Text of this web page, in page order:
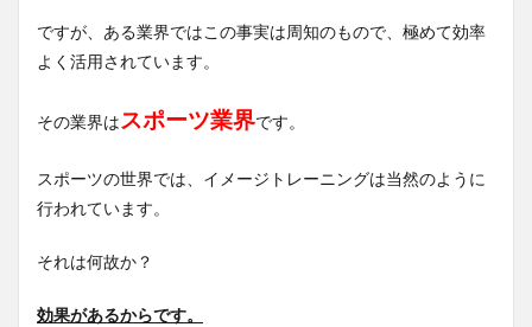
ですが、ある業界ではこの事実は周知のもので、極めて効率
よく活用されています。
その業界はスポーツ業界です。
スポーツの世界では、イメージトレーニングは当然のように
行われています。
それは何故か？
効果があるからです。